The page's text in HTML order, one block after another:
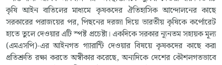
কৃষি আইন বাতিলের মাধ্যমে কৃষকদের ঐতিহাসিক আন্দোলনের কাছে
সরকারের পরাজয়ের পর, পিছনের দরজা দিয়ে ভারতীয় কৃষিকে কর্পোরেট
হাতে তুলে দেওয়ার এটি স্পষ্ট প্রচেষ্টা। একদিকে সরকার ন্যূনতম সহায়ক মূল্য
(এমএসপি)-এর আইনগত গ্যারান্টি দেওয়ার বিষয়ে কৃষকদের কাছে করা
প্রতিশ্রুতি রক্ষা করতে অস্বীকার করেছে, অন্যদিকে দেশের কৌশলগতভাবে